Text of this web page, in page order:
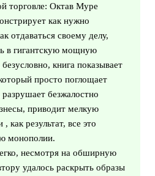
торговле: Октав Муре
как нужно
отдаваться своему делу,
в гигантскую мощную
книга показывает
просто поглощает
безжалостно
приводит мелкую
как результат, все это
монополии.
несмотря на обширную
удалось раскрыть образы